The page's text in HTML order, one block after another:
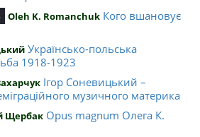
Oleh K. Romanchuk Кого вшановує
Українсько-польська
1918-1923
Ігор Соневицький –
музичного материка
Щербак Opus magnum Олега К.